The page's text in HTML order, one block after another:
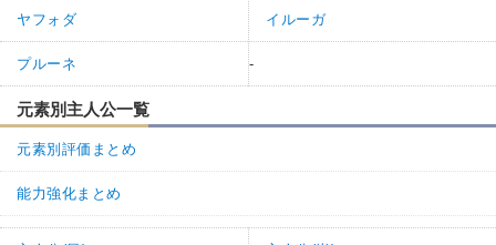
ヤフォダ イルーガ
プルーネ -
元素別主人公一覧
元素別評価まとめ
能力強化まとめ